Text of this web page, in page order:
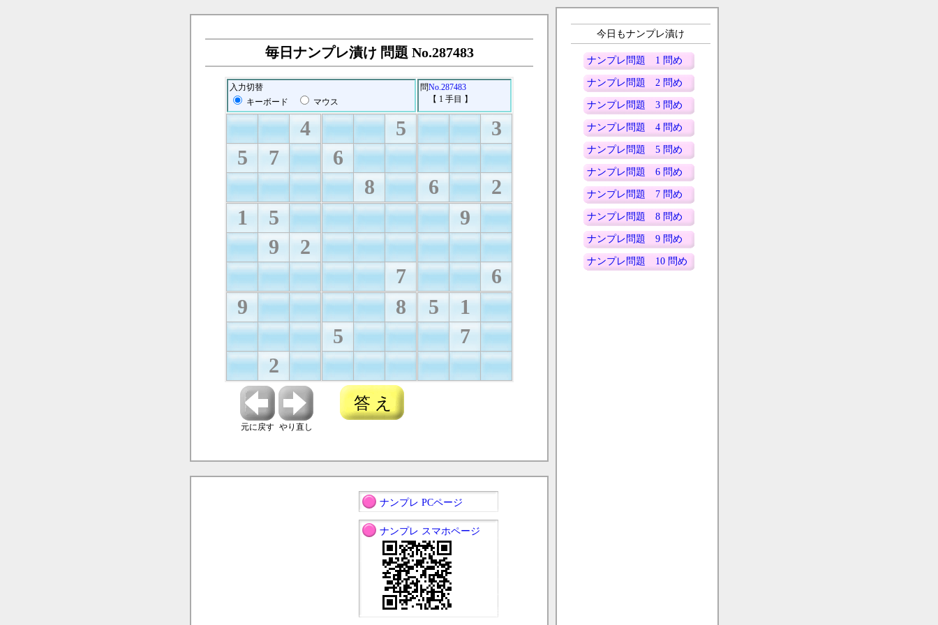
毎日ナンプレ漬け 問題 No.287483
入力切替
キーボード
マウス
問No.287483
【 1 手目 】
4
5
7
5
6
8
3
6
2
1
5
9
2
7
9
6
9
2
8
5
5
1
7
元に戻す やり直し
答 え
ナンプレ PCページ
ナンプレ スマホページ
今日もナンプレ漬け
ナンプレ問題 1 問め
ナンプレ問題 2 問め
ナンプレ問題 3 問め
ナンプレ問題 4 問め
ナンプレ問題 5 問め
ナンプレ問題 6 問め
ナンプレ問題 7 問め
ナンプレ問題 8 問め
ナンプレ問題 9 問め
ナンプレ問題 10 問め